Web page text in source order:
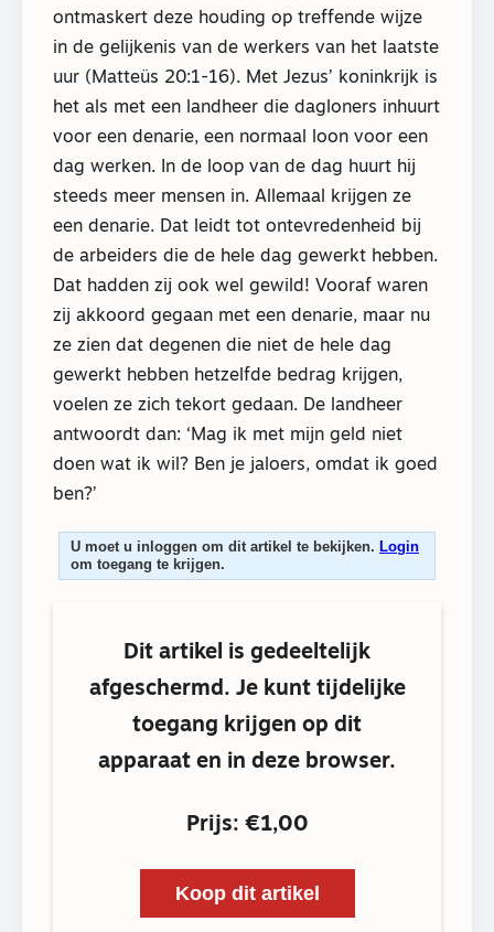
ontmaskert deze houding op treffende wijze
in de gelijkenis van de werkers van het laatste
uur (Matteüs 20:1-16). Met Jezus’ koninkrijk is
het als met een landheer die dagloners inhuurt
voor een denarie, een normaal loon voor een
dag werken. In de loop van de dag huurt hij
steeds meer mensen in. Allemaal krijgen ze
een denarie. Dat leidt tot ontevredenheid bij
de arbeiders die de hele dag gewerkt hebben.
Dat hadden zij ook wel gewild! Vooraf waren
zij akkoord gegaan met een denarie, maar nu
ze zien dat degenen die niet de hele dag
gewerkt hebben hetzelfde bedrag krijgen,
voelen ze zich tekort gedaan. De landheer
antwoordt dan: ‘Mag ik met mijn geld niet
doen wat ik wil? Ben je jaloers, omdat ik goed
ben?’
U moet u inloggen om dit artikel te bekijken. Login
om toegang te krijgen.
Dit artikel is gedeeltelijk
afgeschermd. Je kunt tijdelijke
toegang krijgen op dit
apparaat en in deze browser.
Prijs: €1,00
Koop dit artikel